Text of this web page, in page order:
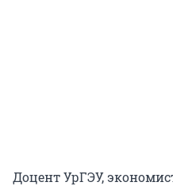
Доцент УрГЭУ,